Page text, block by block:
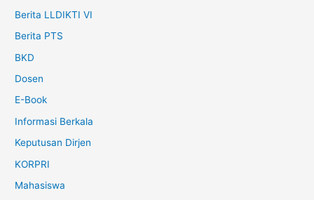
Berita LLDIKTI VI
Berita PTS
BKD
Dosen
E-Book
Informasi Berkala
Keputusan Dirjen
KORPRI
Mahasiswa